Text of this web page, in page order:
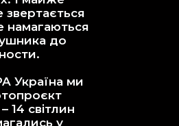
намагаються
до
Україна ми
14 світлин
у